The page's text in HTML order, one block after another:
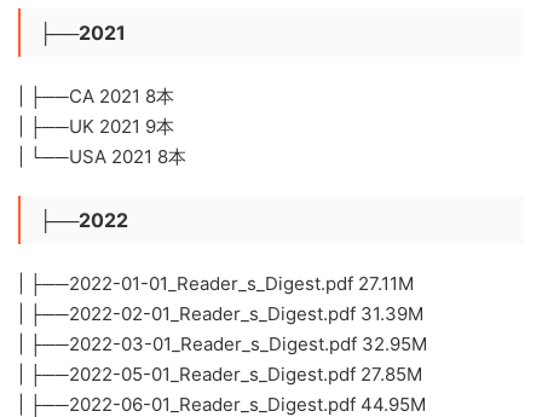
├──2021
| ├──CA 2021 8本
| ├──UK 2021 9本
| └──USA 2021 8本
├──2022
| ├──2022-01-01_Reader_s_Digest.pdf 27.11M
| ├──2022-02-01_Reader_s_Digest.pdf 31.39M
| ├──2022-03-01_Reader_s_Digest.pdf 32.95M
| ├──2022-05-01_Reader_s_Digest.pdf 27.85M
| ├──2022-06-01_Reader_s_Digest.pdf 44.95M